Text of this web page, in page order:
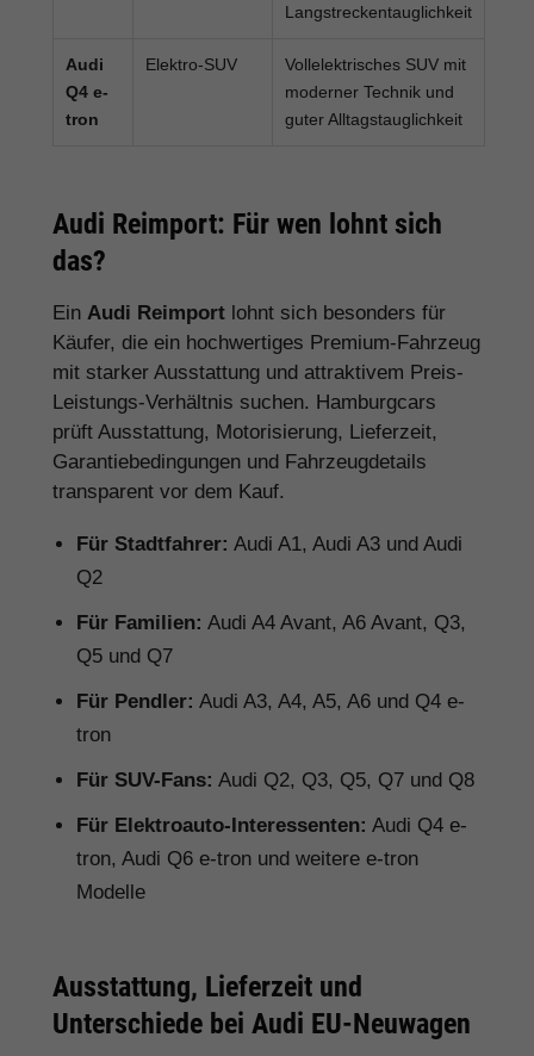
Langstreckentauglichkeit
Audi
Q4 e-
tron
Elektro-SUV
Vollelektrisches SUV mit
moderner Technik und
guter Alltagstauglichkeit
Audi Reimport: Für wen lohnt sich
das?
Ein Audi Reimport lohnt sich besonders für
Käufer, die ein hochwertiges Premium-Fahrzeug
mit starker Ausstattung und attraktivem Preis-
Leistungs-Verhältnis suchen. Hamburgcars
prüft Ausstattung, Motorisierung, Lieferzeit,
Garantiebedingungen und Fahrzeugdetails
transparent vor dem Kauf.
Für Stadtfahrer: Audi A1, Audi A3 und Audi
Q2
Für Familien: Audi A4 Avant, A6 Avant, Q3,
Q5 und Q7
Für Pendler: Audi A3, A4, A5, A6 und Q4 e-
tron
Für SUV-Fans: Audi Q2, Q3, Q5, Q7 und Q8
Für Elektroauto-Interessenten: Audi Q4 e-
tron, Audi Q6 e-tron und weitere e-tron
Modelle
Ausstattung, Lieferzeit und
Unterschiede bei Audi EU-Neuwagen